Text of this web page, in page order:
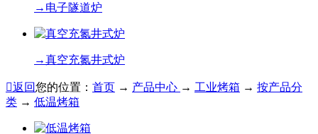
→ 电子隧道炉
→真空充氮井式炉
返回您的位置： 首页 → 产品中心 → 工业烤箱 → 按产品分
类 → 低温烤箱